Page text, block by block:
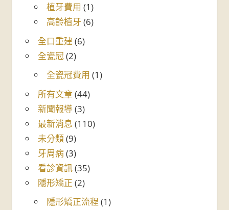
植牙費用 (1)
高齡植牙 (6)
全口重建 (6)
全瓷冠(2)
全瓷冠費用 (1)
所有文章(44)
新聞報導(3)
最新消息 (110)
未分類(9)
牙周病(3)
看診資訊(35)
隱形矯正 (2)
隱形矯正流程 (1)